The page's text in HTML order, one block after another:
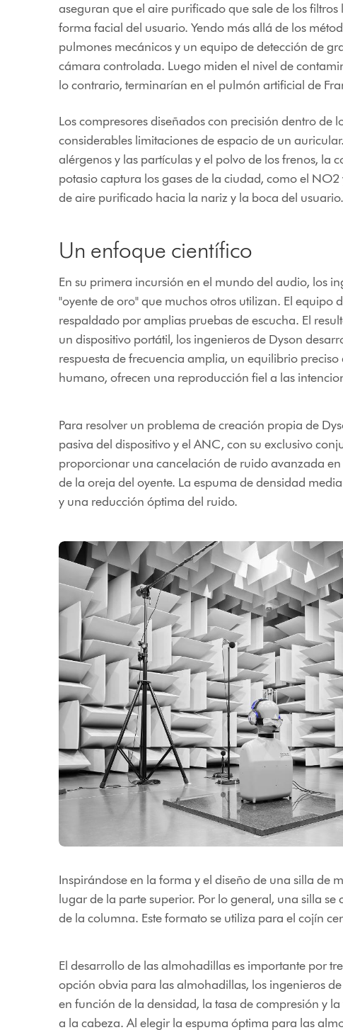
aseguran que el aire purificado que sale de los
forma facial del usuario. Yendo más allá de los
pulmones mecánicos y un equipo de detección de
cámara controlada. Luego miden el nivel de
lo contrario, terminarían en el pulmón artificial de
Los compresores diseñados con precisión dentro de
considerables limitaciones de espacio de un
alérgenos y las partículas y el polvo de los frenos,
potasio captura los gases de la ciudad, como el
de aire purificado hacia la nariz y la boca del usuario.
Un enfoque científico
En su primera incursión en el mundo del audio, los
"oyente de oro" que muchos otros utilizan. El
respaldado por amplias pruebas de escucha. El
un dispositivo portátil, los ingenieros de Dyson
respuesta de frecuencia amplia, un equilibrio
humano, ofrecen una reproducción fiel a las
Para resolver un problema de creación propia de
pasiva del dispositivo y el ANC, con su exclusivo
proporcionar una cancelación de ruido avanzada
de la oreja del oyente. La espuma de densidad
y una reducción óptima del ruido.
Inspirándose en la forma y el diseño de una silla de
lugar de la parte superior. Por lo general, una silla
de la columna. Este formato se utiliza para el cojín
El desarrollo de las almohadillas es importante por
opción obvia para las almohadillas, los ingenieros
en función de la densidad, la tasa de compresión y
a la cabeza. Al elegir la espuma óptima para las